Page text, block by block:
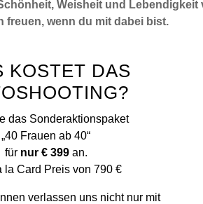
Weisheit und Lebendigkeit
freuen, wenn du mit dabei bist.
KOSTET DAS
das Sonderaktionspaket
„40 Frauen ab 40“
für nur € 399 an.
la Card Preis von 790 €
verlassen uns nicht nur mit